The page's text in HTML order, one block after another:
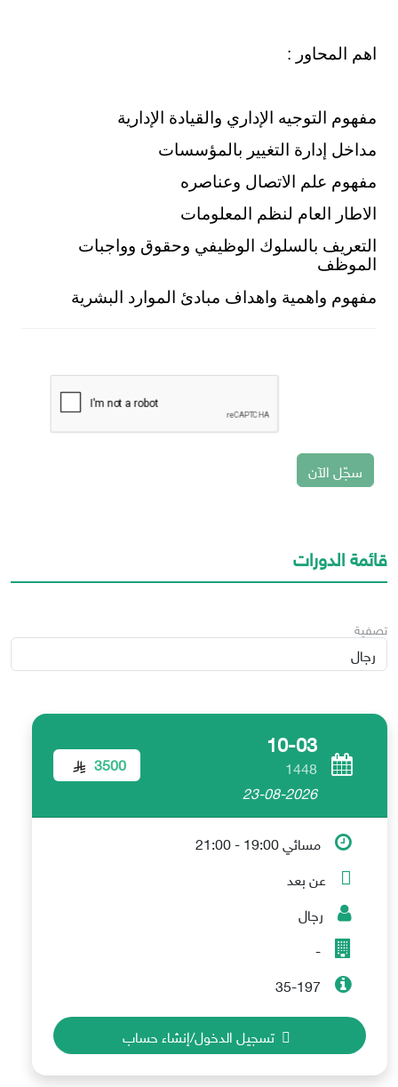
اهم المحاور :
مفهوم التوجيه الإداري والقيادة الإدارية
مداخل إدارة التغيير بالمؤسسات
مفهوم علم الاتصال وعناصره
الاطار العام لنظم المعلومات
التعريف بالسلوك الوظيفي وحقوق وواجبات
الموظف
مفهوم واهمية واهداف مبادئ الموارد البشرية
سجّل الآن
قائمة الدورات
تصفية
10-03
1448
23-08-2026
3500
مسائي 19:00 - 21:00
عن بعد
رجال
-
35-197
تسجيل الدخول/إنشاء حساب